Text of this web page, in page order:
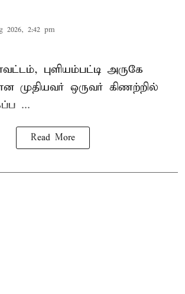
2026, 2:42 pm
புளியம்பட்டி அருகே
முதியவர் ஒருவர் கிணற்றில்
...
Read More